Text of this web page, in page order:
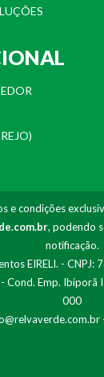
e condições
, podendo
notificação.
EIRELI. -
Cond. Emp. Ibiporã
000